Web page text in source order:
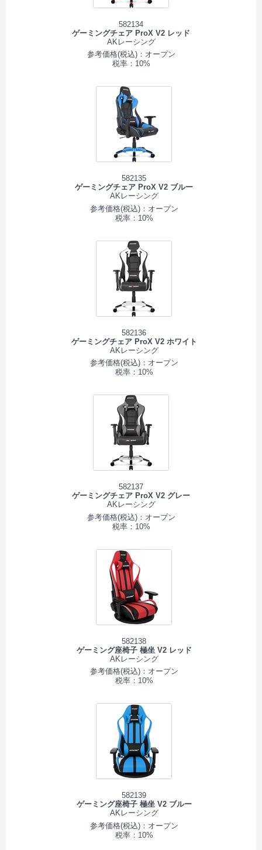
582134
ゲーミングチェア ProX V2 レッド
AKレーシング
参考価格(税込)：オープン
税率：10%
582135
ゲーミングチェア ProX V2 ブルー
AKレーシング
参考価格(税込)：オープン
税率：10%
582136
ゲーミングチェア ProX V2 ホワイト
AKレーシング
参考価格(税込)：オープン
税率：10%
582137
ゲーミングチェア ProX V2 グレー
AKレーシング
参考価格(税込)：オープン
税率：10%
582138
ゲーミング座椅子 極坐 V2 レッド
AKレーシング
参考価格(税込)：オープン
税率：10%
582139
ゲーミング座椅子 極坐 V2 ブルー
AKレーシング
参考価格(税込)：オープン
税率：10%